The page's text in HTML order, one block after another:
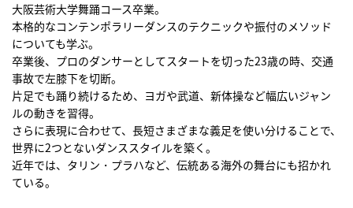
大阪芸術大学舞踊コース卒業。
本格的なコンテンポラリーダンスのテクニックや振付のメソッド
についても学ぶ。
卒業後、プロのダンサーとしてスタートを切った23歳の時、交通
事故で左膝下を切断。
片足でも踊り続けるため、ヨガや武道、新体操など幅広いジャン
ルの動きを習得。
さらに表現に合わせて、長短さまざまな義足を使い分けることで、
世界に2つとないダンススタイルを築く。
近年では、タリン・プラハなど、伝統ある海外の舞台にも招かれ
ている。